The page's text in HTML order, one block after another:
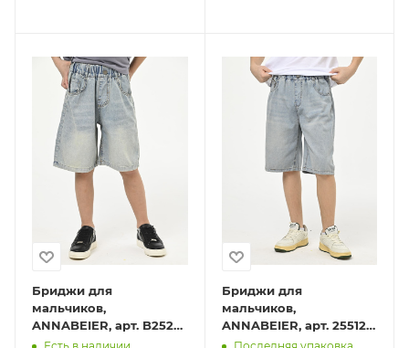
Бриджи для
мальчиков,
ANNABEIER, арт. B2528-
Ch
Бриджи для
мальчиков,
ANNABEIER, арт. 25512-
Ch